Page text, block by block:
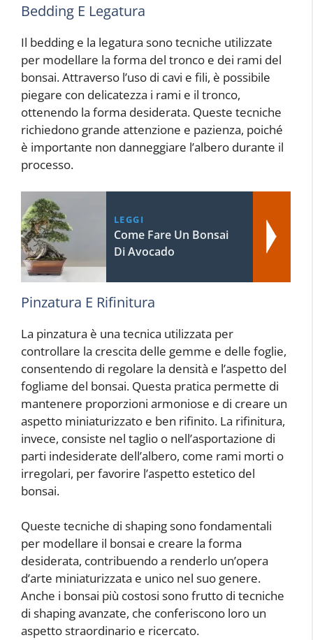
Bedding E Legatura
Il bedding e la legatura sono tecniche utilizzate
per modellare la forma del tronco e dei rami del
bonsai. Attraverso l’uso di cavi e fili, è possibile
piegare con delicatezza i rami e il tronco,
ottenendo la forma desiderata. Queste tecniche
richiedono grande attenzione e pazienza, poiché
è importante non danneggiare l’albero durante il
processo.
LEGGI
Come Fare Un Bonsai
Di Avocado
Pinzatura E Rifinitura
La pinzatura è una tecnica utilizzata per
controllare la crescita delle gemme e delle foglie,
consentendo di regolare la densità e l’aspetto del
fogliame del bonsai. Questa pratica permette di
mantenere proporzioni armoniose e di creare un
aspetto miniaturizzato e ben rifinito. La rifinitura,
invece, consiste nel taglio o nell’asportazione di
parti indesiderate dell’albero, come rami morti o
irregolari, per favorire l’aspetto estetico del
bonsai.
Queste tecniche di shaping sono fondamentali
per modellare il bonsai e creare la forma
desiderata, contribuendo a renderlo un’opera
d’arte miniaturizzata e unico nel suo genere.
Anche i bonsai più costosi sono frutto di tecniche
di shaping avanzate, che conferiscono loro un
aspetto straordinario e ricercato.